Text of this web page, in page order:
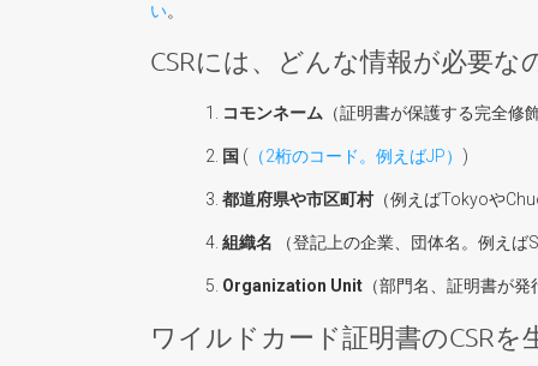
い。
CSRには、どんな情報が必要な
コモンネーム （証明書が保護する完全修
国 ( （2桁のコード。例えばJP） )
都道府県や市区町村（例えばTokyoや
組織名 （登記上の企業、団体名。例えば
Organization Unit （部門名、証明書が
ワイルドカード証明書のCSRを